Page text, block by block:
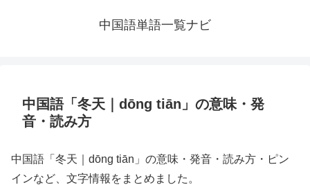
中国語単語一覧ナビ
中国語「冬天｜dōng tiān」の意味・発
音・読み方
中国語「冬天｜dōng tiān」の意味・発音・読み方・ピン
インなど、文字情報をまとめました。